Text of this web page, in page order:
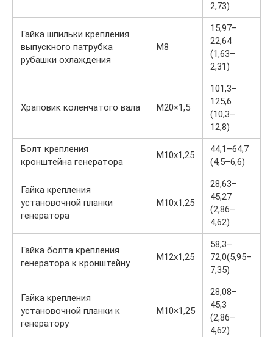
2,73)
Гайка шпильки крепления
выпускного патрубка
рубашки охлаждения
М8
15,97–
22,64
(1,63–
2,31)
Храповик коленчатого вала М20×1,5
101,3–
125,6
(10,3–
12,8)
Болт крепления
кронштейна генератора
M10x1,25
44,1–64,7
(4,5–6,6)
Гайка крепления
установочной планки
генератора
M10x1,25
28,63–
45,27
(2,86–
4,62)
Гайка болта крепления
генератора к кронштейну
M12x1,25
58,3–
72,0(5,95–
7,35)
Гайка крепления
установочной планки к
генератору
М10×1,25
28,08–
45,3
(2,86–
4,62)